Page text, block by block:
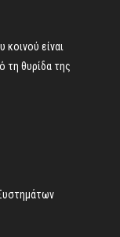
είναι
τη θυρίδα της